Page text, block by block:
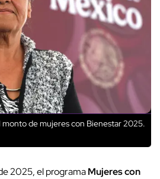
de mujeres con Bienestar 2025.
2025, el programaMujeres con